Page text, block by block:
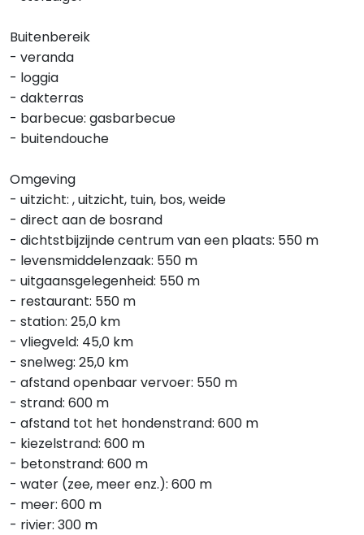
Buitenbereik
- veranda
- loggia
- dakterras
- barbecue: gasbarbecue
- buitendouche
Omgeving
- uitzicht: , uitzicht, tuin, bos, weide
- direct aan de bosrand
- dichtstbijzijnde centrum van een plaats: 550 m
- levensmiddelenzaak: 550 m
- uitgaansgelegenheid: 550 m
- restaurant: 550 m
- station: 25,0 km
- vliegveld: 45,0 km
- snelweg: 25,0 km
- afstand openbaar vervoer: 550 m
- strand: 600 m
- afstand tot het hondenstrand: 600 m
- kiezelstrand: 600 m
- betonstrand: 600 m
- water (zee, meer enz.): 600 m
- meer: 600 m
- rivier: 300 m